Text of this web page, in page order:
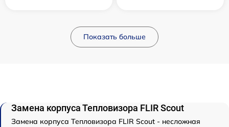
Показать больше
Замена корпуса Тепловизора FLIR Scout
Замена корпуса Тепловизора FLIR Scout - несложная